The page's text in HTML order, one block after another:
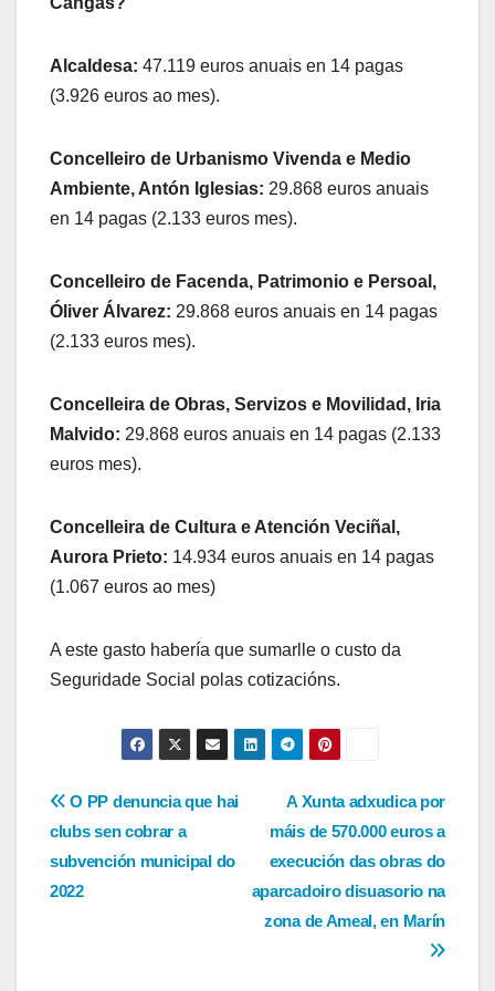
Alcaldesa: 47.119 euros anuais en 14 pagas
(3.926 euros ao mes).
Concelleiro de Urbanismo Vivenda e Medio
Ambiente, Antón Iglesias: 29.868 euros anuais
en 14 pagas (2.133 euros mes).
Concelleiro de Facenda, Patrimonio e Persoal,
Óliver Álvarez: 29.868 euros anuais en 14 pagas
(2.133 euros mes).
Concelleira de Obras, Servizos e Movilidad, Iria
Malvido: 29.868 euros anuais en 14 pagas (2.133
euros mes).
Concelleira de Cultura e Atención Veciñal,
Aurora Prieto: 14.934 euros anuais en 14 pagas
(1.067 euros ao mes)
A este gasto habería que sumarlle o custo da
Seguridade Social polas cotizacións.
Navegación
de
entradas
A Xunta adxudica por
máis de 570.000 euros a
execución das obras do
aparcadoiro disuasorio na
zona de Ameal, en Marín
O PP denuncia que hai
clubs sen cobrar a
subvención municipal do
2022